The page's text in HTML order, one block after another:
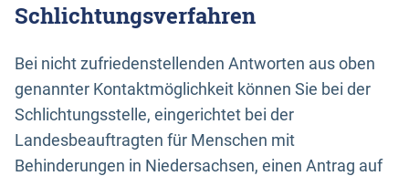
Schlichtungsverfahren
Bei nicht zufriedenstellenden Antworten aus oben
genannter Kontaktmöglichkeit können Sie bei der
Schlichtungsstelle, eingerichtet bei der
Landesbeauftragten für Menschen mit
Behinderungen in Niedersachsen, einen Antrag auf